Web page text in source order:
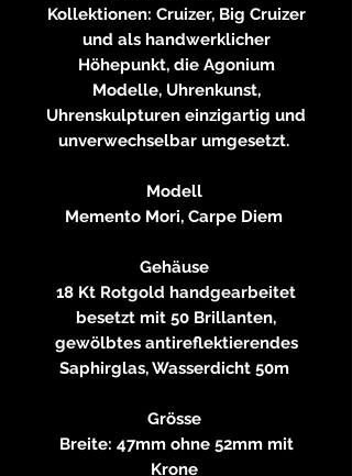
Kollektionen: Cruizer, Big Cruizer
und als handwerklicher
Höhepunkt, die Agonium
Modelle, Uhrenkunst,
Uhrenskulpturen einzigartig und
unverwechselbar umgesetzt.
Modell
Memento Mori, Carpe Diem
Gehäuse
18 Kt Rotgold handgearbeitet
besetzt mit 50 Brillanten,
gewölbtes antireflektierendes
Saphirglas, Wasserdicht 50m
Grösse
Breite: 47mm ohne 52mm mit
Krone